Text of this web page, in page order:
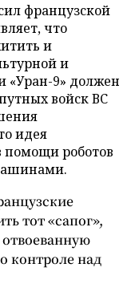
французской
что
и
и
«Уран-9» должен
войск ВС
идея
помощи роботов
тот «сапог»,
контроле над